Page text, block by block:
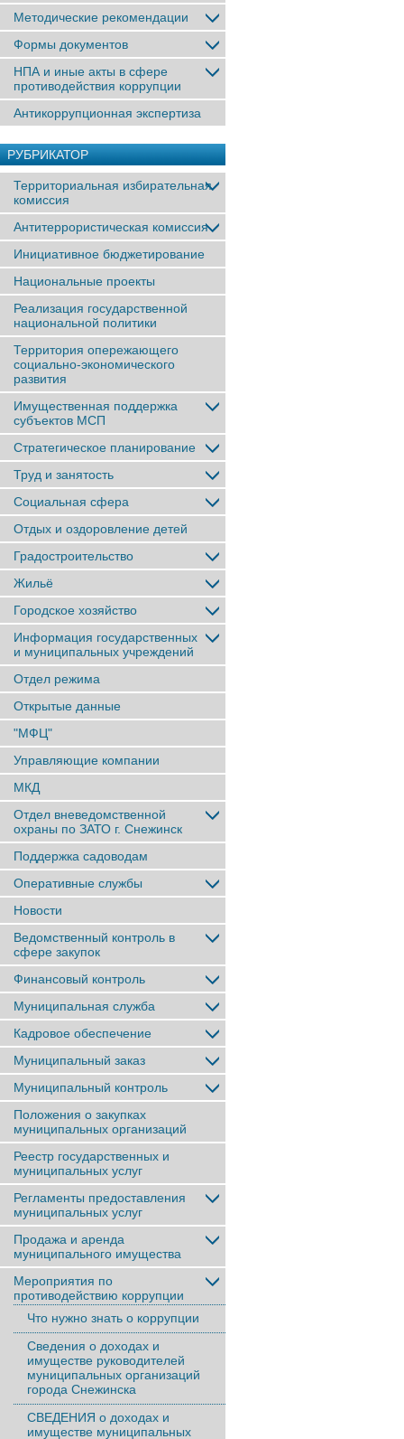
Методические рекомендации
Формы документов
НПА и иные акты в сфере
противодействия коррупции
Антикоррупционная экспертиза
РУБРИКАТОР
Территориальная избирательная
комиссия
Антитеррористическая комиссия
Инициативное бюджетирование
Национальные проекты
Реализация государственной
национальной политики
Территория опережающего
социально-экономического
развития
Имущественная поддержка
субъектов МСП
Стратегическое планирование
Труд и занятость
Социальная сфера
Отдых и оздоровление детей
Градостроительство
Жильё
Городское хозяйство
Информация государственных
и муниципальных учреждений
Отдел режима
Открытые данные
"МФЦ"
Управляющие компании
МКД
Отдел вневедомственной
охраны по ЗАТО г. Снежинск
Поддержка садоводам
Оперативные службы
Новости
Ведомственный контроль в
сфере закупок
Финансовый контроль
Муниципальная служба
Кадровое обеспечение
Муниципальный заказ
Муниципальный контроль
Положения о закупках
муниципальных организаций
Реестр государственных и
муниципальных услуг
Регламенты предоставления
муниципальных услуг
Продажа и аренда
муниципального имущества
Мероприятия по
противодействию коррупции
Что нужно знать о коррупции
Сведения о доходах и
имуществе руководителей
муниципальных организаций
города Снежинска
СВЕДЕНИЯ о доходах и
имуществе муниципальных